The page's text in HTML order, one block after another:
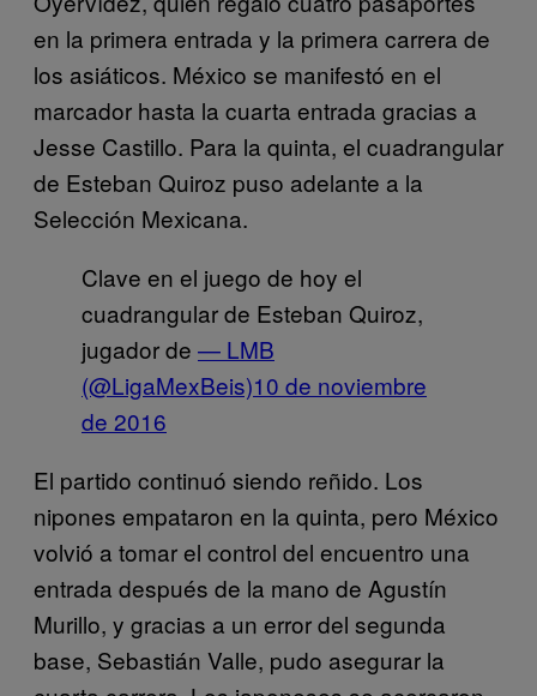
en la primera entrada y la primera carrera de
los asiáticos. México se manifestó en el
marcador hasta la cuarta entrada gracias a
Jesse Castillo. Para la quinta, el cuadrangular
de Esteban Quiroz puso adelante a la
Selección Mexicana.
Clave en el juego de hoy el
cuadrangular de Esteban Quiroz,
jugador de — LMB
(@LigaMexBeis)10 de noviembre
de 2016
El partido continuó siendo reñido. Los
nipones empataron en la quinta, pero México
volvió a tomar el control del encuentro una
entrada después de la mano de Agustín
Murillo, y gracias a un error del segunda
base, Sebastián Valle, pudo asegurar la